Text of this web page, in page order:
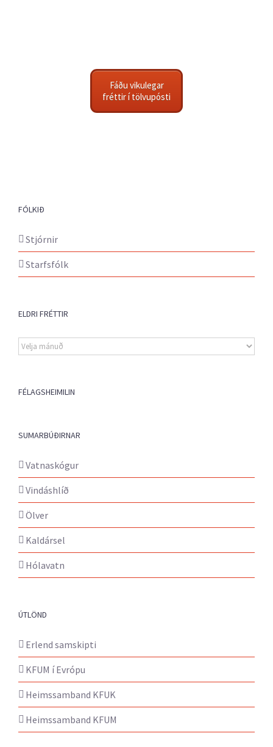
Fáðu vikulegar
fréttir í tölvupósti
FÓLKIÐ
Stjórnir
Starfsfólk
ELDRI FRÉTTIR
Eldri
fréttir
FÉLAGSHEIMILIN
SUMARBÚÐIRNAR
Vatnaskógur
Vindáshlíð
Ölver
Kaldársel
Hólavatn
ÚTLÖND
Erlend samskipti
KFUM í Evrópu
Heimssamband KFUK
Heimssamband KFUM